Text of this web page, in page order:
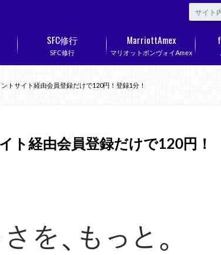
SFC修行
SFC修行
マリオットボンヴォイAmex
MarriottAmex
トサイト経由会員登録だけで120円！登録1分！
ト経由会員登録だけで120円！